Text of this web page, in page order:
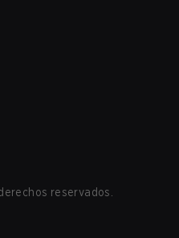
reservados.